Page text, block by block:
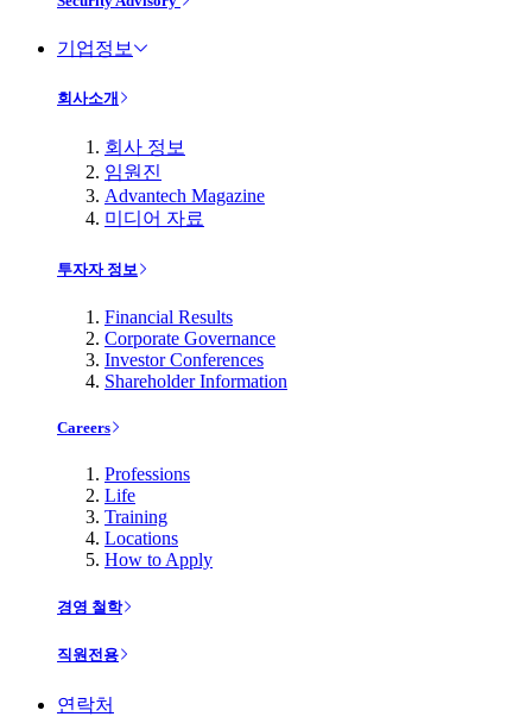
기업정보
회사소개
회사 정보
임원진
Advantech Magazine
미디어 자료
투자자 정보
Financial Results
Corporate Governance
Investor Conferences
Shareholder Information
Careers
Professions
Life
Training
Locations
How to Apply
경영 철학
직원전용
연락처